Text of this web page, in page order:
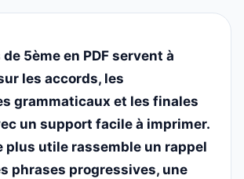
5ème en PDF servent à
les accords, les
grammaticaux et les finales
un support facile à imprimer.
plus utile rassemble un rappel
phrases progressives, une